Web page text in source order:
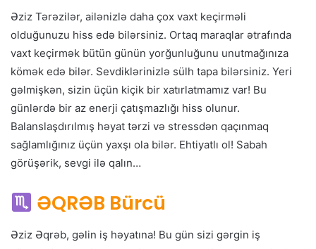
Əziz Tərəzilər, ailənizlə daha çox vaxt keçirməli
olduğunuzu hiss edə bilərsiniz. Ortaq maraqlar ətrafında
vaxt keçirmək bütün günün yorğunluğunu unutmağınıza
kömək edə bilər. Sevdiklərinizlə sülh tapa bilərsiniz. Yeri
gəlmişkən, sizin üçün kiçik bir xatırlatmamız var! Bu
günlərdə bir az enerji çatışmazlığı hiss olunur.
Balanslaşdırılmış həyat tərzi və stressdən qaçınmaq
sağlamlığınız üçün yaxşı ola bilər. Ehtiyatlı ol! Sabah
görüşərik, sevgi ilə qalın…
ƏQRƏB Bürcü
Əziz Əqrəb, gəlin iş həyatına! Bu gün sizi gərgin iş